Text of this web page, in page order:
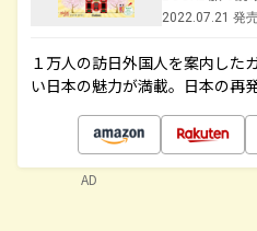
2022.07.21 発
１万人の訪日外国人を案内した
い日本の魅力が満載。日本の再
AD